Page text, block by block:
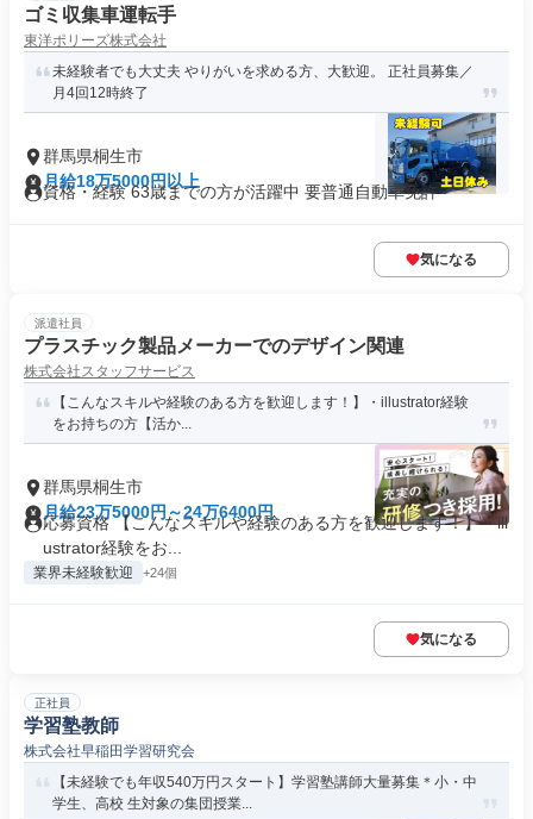
ゴミ収集車運転手
東洋ポリーズ株式会社
未経験者でも大丈夫 やりがいを求める方、大歓迎。 正社員募集／
月4回12時終了
群馬県桐生市
月給18万5000円以上
資格・経験 63歳までの方が活躍中 要普通自動車免許
気になる
派遣社員
プラスチック製品メーカーでのデザイン関連
株式会社スタッフサービス
【こんなスキルや経験のある方を歓迎します！】・illustrator経験
をお持ちの方【活か...
群馬県桐生市
月給23万5000円～24万6400円
応募資格 【こんなスキルや経験のある方を歓迎します！】・ill
ustrator経験をお...
業界未経験歓迎 +24個
気になる
正社員
学習塾教師
株式会社早稲田学習研究会
【未経験でも年収540万円スタート】学習塾講師大量募集＊小・中
学生、高校 生対象の集団授業...